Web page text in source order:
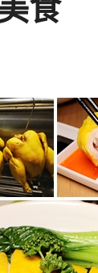
食